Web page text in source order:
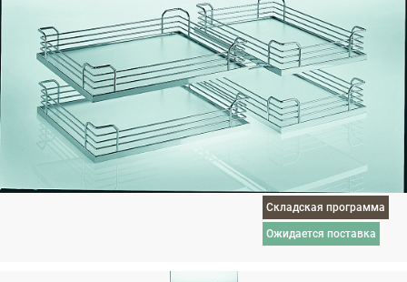
Складская программа
ожидается поставка